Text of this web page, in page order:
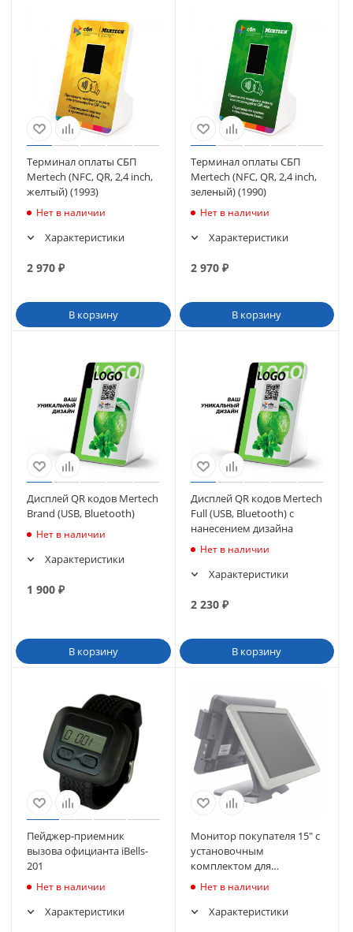
Терминал оплаты СБП
Mertech (NFC, QR, 2,4 inch,
желтый) (1993)
Нет в наличии
Характеристики
2 970 ₽
В корзину
Терминал оплаты СБП
Mertech (NFC, QR, 2,4 inch,
зеленый) (1990)
Нет в наличии
Характеристики
2 970₽
В корзину
Дисплей QR кодов Mertech
Brand (USB, Bluetooth)
Нет в наличии
Характеристики
1 900 ₽
В корзину
Дисплей QR кодов Mertech
Full (USB, Bluetooth) с
нанесением дизайна
Нет в наличии
Характеристики
2 230₽
В корзину
Пейджер-приемник
вызова официанта iBells-
201
Нет в наличии
Характеристики
Монитор покупателя 15" с
установочным
комплектом для
сенсорного моноблока
Нет в наличии
Характеристики